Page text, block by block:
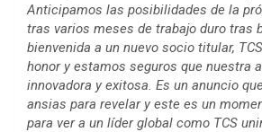
Anticipamos las posibilidades de la
tras varios meses de trabajo duro tras
bienvenida a un nuevo socio titular,
honor y estamos seguros que nuestra
innovadora y exitosa. Es un anuncio
ansias para revelar y este es un
para ver a un líder global como TCS